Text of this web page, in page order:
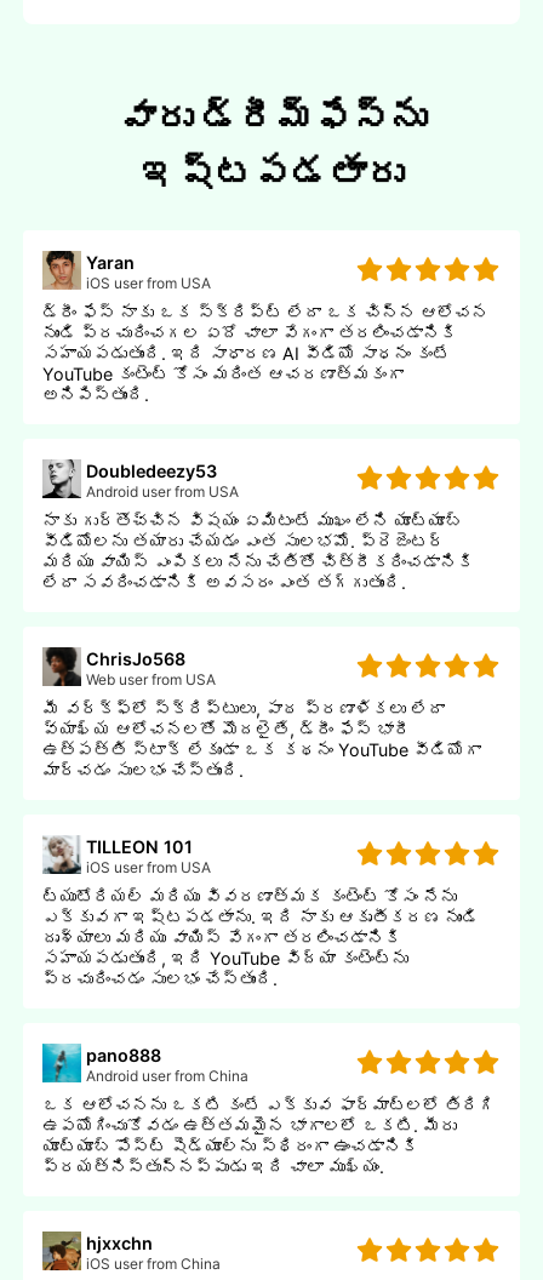
వారు డ్రీమ్ఫేస్‌ను
ఇష్టపడతారు
Yaran
iOS user from USA
డ్రీం ఫేస్ నాకు ఒక స్క్రిప్ట్ లేదా ఒక చిన్న ఆలోచన
నుండి ప్రచురించగల ఏదో చాలా వేగంగా తరలించడానికి
సహాయపడుతుంది. ఇది సాధారణ AI వీడియో సాధనం కంటే
YouTube కంటెంట్ కోసం మరింత ఆచరణాత్మకంగా
అనిపిస్తుంది.
Doubledeezy53
Android user from USA
నాకు గుర్తొచ్చిన విషయం ఏమిటంటే ముఖం లేని యూట్యూబ్
వీడియోలను తయారు చేయడం ఎంత సులభమో. ప్రెజెంటర్
మరియు వాయిస్ ఎంపికలు నేను చేతితో చిత్రీకరించడానికి
లేదా సవరించడానికి అవసరం ఎంత తగ్గుతుంది.
ChrisJo568
Web user from USA
మీ వర్క్ఫ్లో స్క్రిప్టులు, పాఠ ప్రణాళికలు లేదా
వ్యాఖ్య ఆలోచనలతో మొదలైతే, డ్రీం ఫేస్ భారీ
ఉత్పత్తి స్టాక్ లేకుండా ఒక కథనం YouTube వీడియోగా
మార్చడం సులభం చేస్తుంది.
TILLEON 101
iOS user from USA
ట్యుటోరియల్ మరియు వివరణాత్మక కంటెంట్ కోసం నేను
ఎక్కువగా ఇష్టపడతాను. ఇది నాకు ఆకృతీకరణ నుండి
దృశ్యాలు మరియు వాయిస్ వేగంగా తరలించడానికి
సహాయపడుతుంది, ఇది YouTube విద్యా కంటెంట్ను
ప్రచురించడం సులభం చేస్తుంది.
pano888
Android user from China
ఒక ఆలోచనను ఒకటి కంటే ఎక్కువ ఫార్మాట్లలో తిరిగి
ఉపయోగించుకోవడం ఉత్తమమైన భాగాలలో ఒకటి. మీరు
యూట్యూబ్ పోస్ట్ షెడ్యూల్ను స్థిరంగా ఉంచడానికి
ప్రయత్నిస్తున్నప్పుడు ఇది చాలా ముఖ్యం.
hjxxchn
iOS user from China